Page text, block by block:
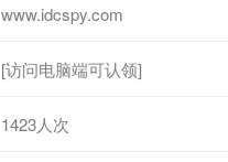
www.idcspy.com
[访问电脑端可认领]
1423人次